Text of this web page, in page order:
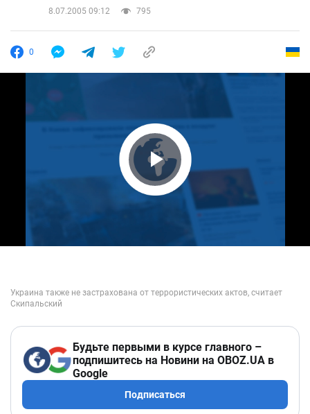
8.07.2005 09:12
795
0
Play Video
Будьте первыми в курсе главного –
подпишитесь на Новини на OBOZ.UA в
Google
Подписаться